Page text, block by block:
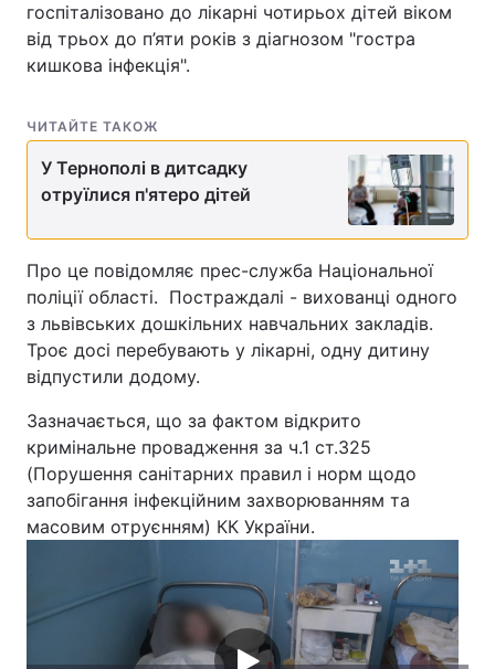
госпіталізовано до лікарні чотирьох дітей віком
від трьох до п’яти років з діагнозом "гостра
кишкова інфекція".
ЧИТАЙТЕ ТАКОЖ
У Тернополі в дитсадку
отруїлися п'ятеро дітей
Про це повідомляє прес-служба Національної
поліції області. Постраждалі - вихованці одного
з львівських дошкільних навчальних закладів.
Троє досі перебувають у лікарні, одну дитину
відпустили додому.
Зазначається, що за фактом відкрито
кримінальне провадження за ч.1 ст.325
(Порушення санітарних правил і норм щодо
запобігання інфекційним захворюванням та
масовим отруєнням) КК України.